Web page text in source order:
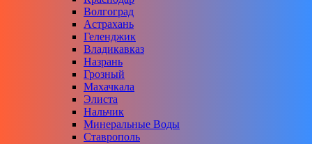
Волгоград
Астрахань
Геленджик
Владикавказ
Назрань
Грозный
Махачкала
Элиста
Нальчик
Минеральные Воды
Ставрополь